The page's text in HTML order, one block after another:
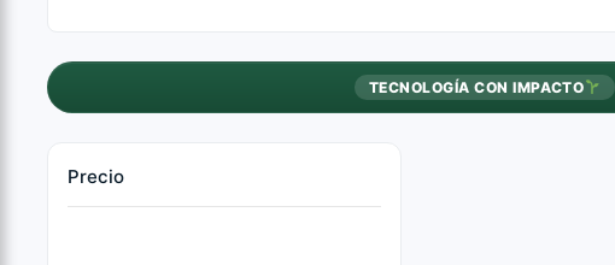
TECNOLOGÍA CON IMPACTO
Precio